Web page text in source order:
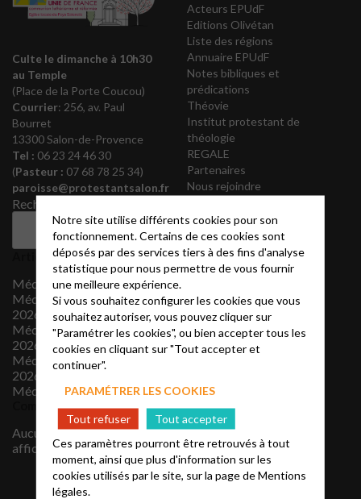
Culte le dimanche à 10h30
au Temple
(Place de la Porte Coucou)
Courrier: 256, av. Paul
Bourret
13300 Salon-de-Provence
Tel : 06 23 24 46 30
(Pasteur : 07 68 78 25 34)
paroisse@protestantsalon.fr
Rechercher
Rechercher
Articles récents
Méditation 2 août 2026
Méditation 26 juillet
2026
Méditation 19 juillet
2026
Méditation 12 juillet
2026
Méditation 5 juillet 2026
Commentaires récents
Aucun commentaire à
afficher.
Acteurs EPUdF
Editions Olivétan
Liste des régions
Annuaire EPUdF
Notes bibliques et
prédications
Théovie
Institut protestant de
théologie
REGALE
Partenaires
Nous rejoindre
août 2026
juillet 2026
juin 2026
mai 2026
mars 2026
février 2026
janvier 2026
décembre 2025
septembre 2025
juillet 2025
juin 2025
mars 2022
novembre 2017
Catégories
Notre site utilise différents cookies pour son
fonctionnement. Certains de ces cookies sont
déposés par des services tiers à des fins d'analyse
statistique pour nous permettre de vous fournir
une meilleure expérience.
Si vous souhaitez configurer les cookies que vous
souhaitez autoriser, vous pouvez cliquer sur
"Paramétrer les cookies", ou bien accepter tous les
cookies en cliquant sur "Tout accepter et
continuer".
PARAMÉTRER LES COOKIES
Tout refuser
Tout accepter
Ces paramètres pourront être retrouvés à tout
moment, ainsi que plus d'information sur les
cookies utilisés par le site, sur la page deMentions
légales.